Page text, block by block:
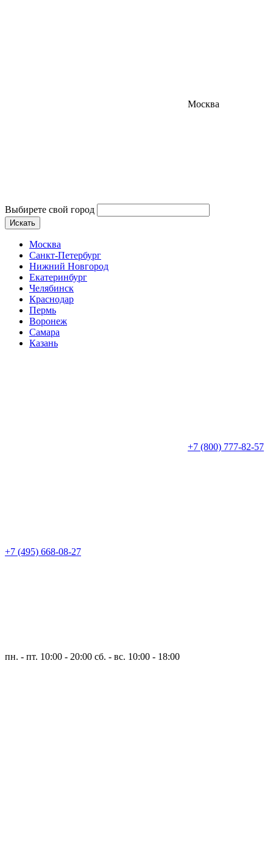
Москва
Выбирете свой город
Искать
Москва
Санкт-Петербург
Нижний Новгород
Екатеринбург
Челябинск
Краснодар
Пермь
Воронеж
Самара
Казань
+7 (800) 777-82-57
+7 (495) 668-08-27
пн. - пт. 10:00 - 20:00 сб. - вс. 10:00 - 18:00